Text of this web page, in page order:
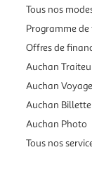
Tous nos
Programme
Offres de
Auchan
Auchan
Auchan
Auchan Photo
Tous nos